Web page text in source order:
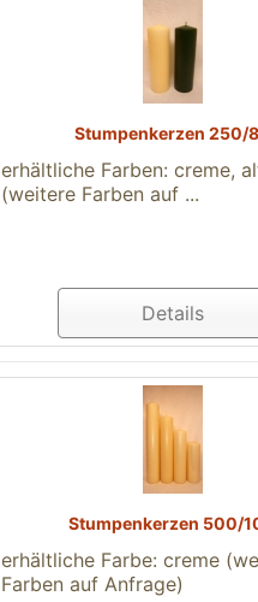
Stumpenkerzen 250/
erhältliche Farben: creme,
(weitere Farben auf ...
Details
Stumpenkerzen 500/
erhältliche Farbe: creme
Farben auf Anfrage)